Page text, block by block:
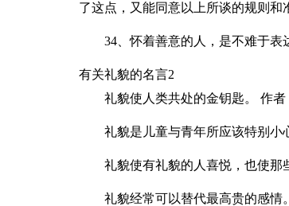
了这点，又能同意以上所谈的规则
34、怀着善意的人，是不难于
有关礼貌的名言2
礼貌使人类共处的金钥匙。 作者
礼貌是儿童与青年所应该特别小
礼貌使有礼貌的人喜悦，也使那
礼貌经常可以替代最高贵的感情